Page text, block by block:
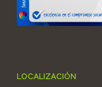
LOCALIZACIÓN